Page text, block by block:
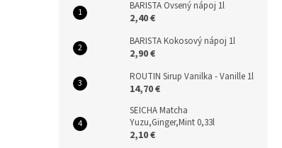
BARISTA Ovsený nápoj 1l
2,40 €
BARISTA Kokosový nápoj 1l
2,90 €
ROUTIN Sirup Vanilka - Vanille 1l
14,70 €
SEICHA Matcha
Yuzu,Ginger,Mint 0,33l
2,10 €